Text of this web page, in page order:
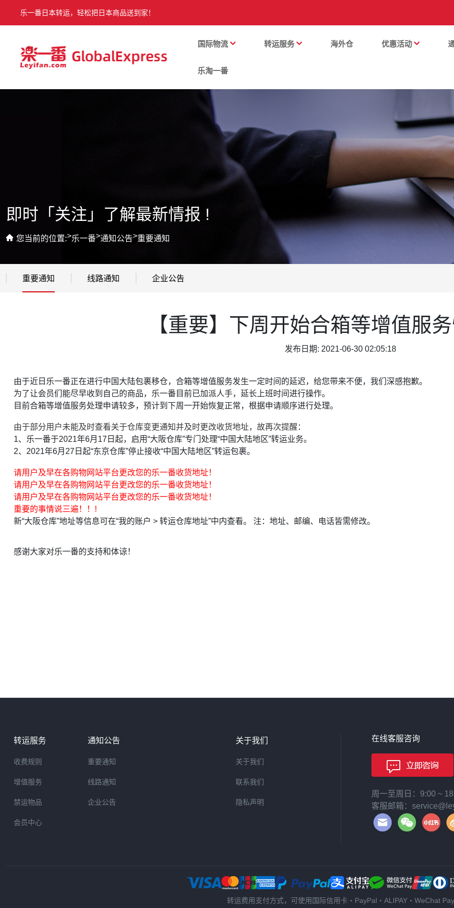
乐一番日本转运，轻松把日本商品送到家！
国际物流 转运服务 海外仓 优惠活动
乐淘一番
即时「关注」了解最新情报 !
您当前的位置:>乐一番>通知公告>重要通知
重要通知 线路通知 企业公告
【重要】下周开始合箱等增值服
发布日期: 2021-06-30 02:05:18
由于近日乐一番正在进行中国大陆包裹移仓，合箱等增值服务发生一定时间的延迟，给您带来不便，我们深感抱歉。
为了让会员们能尽早收到自己的商品，乐一番目前已加派人手，延长上班时间进行操作。
目前合箱等增值服务处理申请较多， 预计到下周一开始恢复正常，根据申请顺序进行处理。
由于部分用户未能及时查看关于仓库变更通知并及时更改收货地址，故再次提醒：
1、乐一番于2021年6月17日起，启用“大阪仓库”专门处理“中国大陆地区”转运业务。
2、2021年6月27日起“东京仓库”停止接收“中国大陆地区”转运包裹。
请用户及早在各购物网站平台更改您的乐一番收货地址！
请用户及早在各购物网站平台更改您的乐一番收货地址！
请用户及早在各购物网站平台更改您的乐一番收货地址！
重要的事情说三遍！！!
新“大阪仓库”地址等信息可在“我的账户 > 转运仓库地址”中内查看。 注：地址、邮编、电话皆需修改。
感谢大家对乐一番的支持和体谅！
转运服务
收费规则
增值服务
禁运物品
会员中心
通知公告
重要通知
线路通知
企业公告
关于我们
关于我们
联系我们
隐私声明
在线客服咨询
周一至周日：9:00 ~
客服邮箱：
转运费用支付方式，可使用国际信用卡・PayPal・ALIPAY・WeChat Pay